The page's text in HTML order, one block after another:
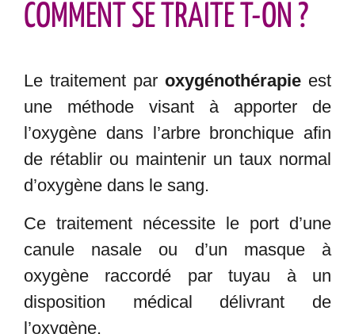
COMMENT SE TRAITE T-ON ?
Le traitement par oxygénothérapie est
une méthode visant à apporter de
l’oxygène dans l’arbre bronchique afin
de rétablir ou maintenir un taux normal
d’oxygène dans le sang.
Ce traitement nécessite le port d’une
canule nasale ou d’un masque à
oxygène raccordé par tuyau à un
disposition médical délivrant de
l’oxygène.